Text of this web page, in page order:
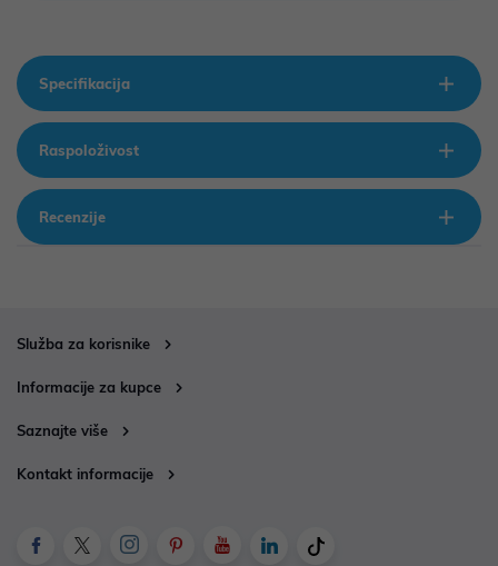
Specifikacija
Raspoloživost
Recenzije
Služba za korisnike
Informacije za kupce
Saznajte više
Kontakt informacije